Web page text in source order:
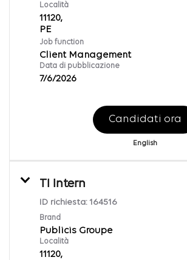
Località
11120,
Job function
Client Management
Data di pubblicazione
7/6/2026
Candidati ora
English
TI Intern
ID richiesta: 164516
Brand
Publicis Groupe
Località
11120,